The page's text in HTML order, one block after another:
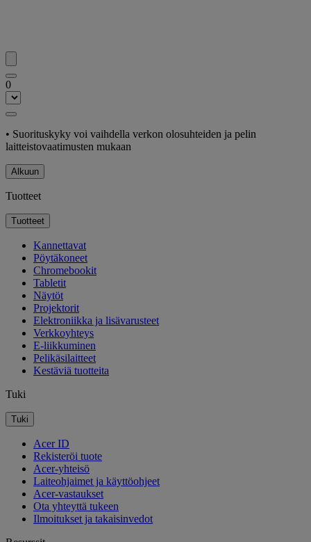
0
• Suorituskyky voi vaihdella verkon olosuhteiden ja pelin
laitteistovaatimusten mukaan
Alkuun
Tuotteet
Tuotteet
Kannettavat
Pöytäkoneet
Chromebookit
Tabletit
Näytöt
Projektorit
Elektroniikka ja lisävarusteet
Verkkoyhteys
E-liikkuminen
Pelikäsilaitteet
Kestäviä tuotteita
Tuki
Tuki
Acer ID
Rekisteröi tuote
Acer-yhteisö
Laiteohjaimet ja käyttöohjeet
Acer-vastaukset
Ota yhteyttä tukeen
Ilmoitukset ja takaisinvedot